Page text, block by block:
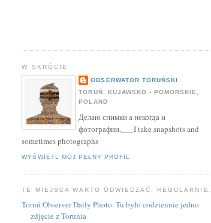
W SKRÓCIE
OBSERWATOR TORUŃSKI
TORUŃ, KUJAWSKO - POMORSKIE,
POLAND
Делаю снимки а некогда и
фотографии.___I take snapshots and
sometimes photographs
WYŚWIETL MÓJ PEŁNY PROFIL
TE MIEJSCA WARTO ODWIEDZAĆ. REGULARNIE.
Toruń Observer Daily Photo. Tu było codziennie jedno
zdjęcie z Torunia